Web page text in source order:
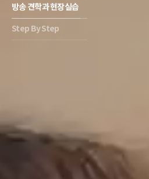
방송 견학과 현장실습
Step By Step